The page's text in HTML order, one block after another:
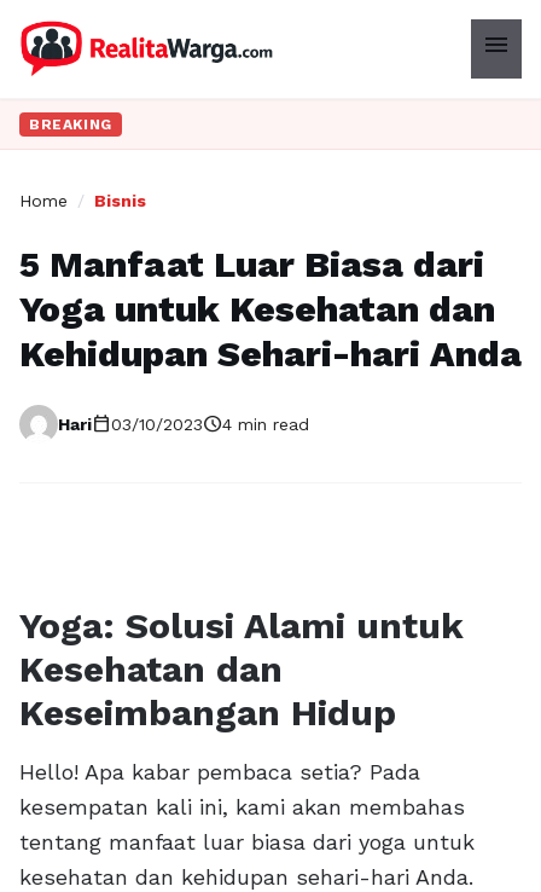
menu
BREAKING
Home / Bisnis
5 Manfaat Luar Biasa dari
Yoga untuk Kesehatan dan
Kehidupan Sehari-hari Anda
Haricalendar_today03/10/2023schedule4 min read
Yoga: Solusi Alami untuk
Kesehatan dan
Keseimbangan Hidup
Hello! Apa kabar pembaca setia? Pada
kesempatan kali ini, kami akan membahas
tentang manfaat luar biasa dari yoga untuk
kesehatan dan kehidupan sehari-hari Anda.